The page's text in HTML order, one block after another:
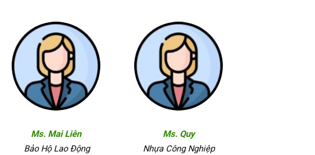
Ms. Mai Liên
Bảo Hộ Lao Động
Ms. Quy
Nhựa Công Nghiệp